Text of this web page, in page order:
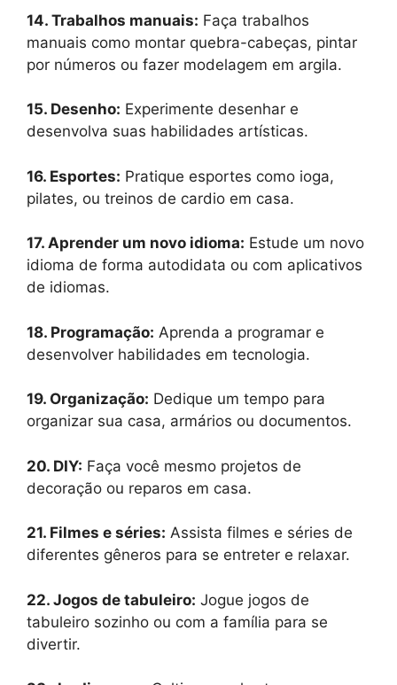
14. Trabalhos manuais: Faça trabalhos
manuais como montar quebra-cabeças, pintar
por números ou fazer modelagem em argila.
15. Desenho: Experimente desenhar e
desenvolva suas habilidades artísticas.
16. Esportes: Pratique esportes como ioga,
pilates, ou treinos de cardio em casa.
17. Aprender um novo idioma: Estude um novo
idioma de forma autodidata ou com aplicativos
de idiomas.
18. Programação: Aprenda a programar e
desenvolver habilidades em tecnologia.
19. Organização: Dedique um tempo para
organizar sua casa, armários ou documentos.
20. DIY: Faça você mesmo projetos de
decoração ou reparos em casa.
21. Filmes e séries: Assista filmes e séries de
diferentes gêneros para se entreter e relaxar.
22. Jogos de tabuleiro: Jogue jogos de
tabuleiro sozinho ou com a família para se
divertir.